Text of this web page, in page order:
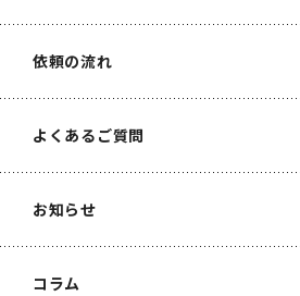
依頼の流れ
よくあるご質問
お知らせ
コラム